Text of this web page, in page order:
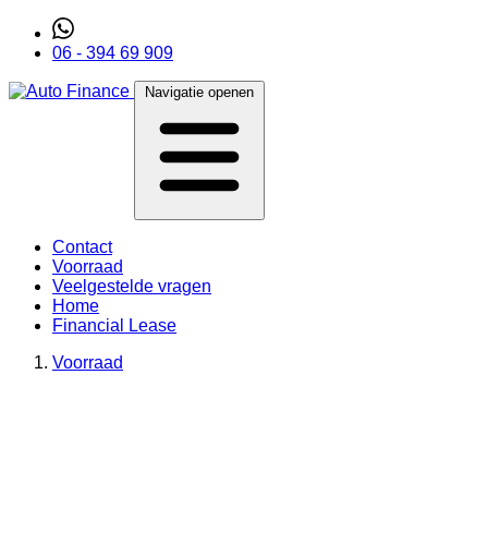
06 - 394 69 909
Navigatie openen
Contact
Voorraad
Veelgestelde vragen
Home
Financial Lease
Voorraad